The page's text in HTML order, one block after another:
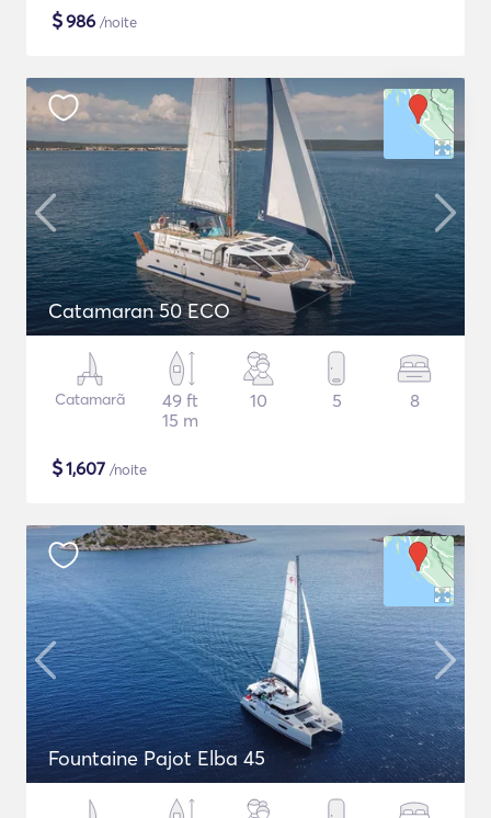
$986 /noite
Catamaran 50 ECO
Catamarã
49 ft
15 m
10 5 8
$1,607 /noite
Fountaine Pajot Elba 45